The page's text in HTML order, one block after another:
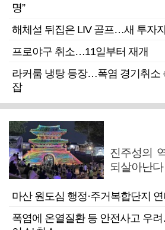
명”
해체설 뒤집은 LIV 골프…새 투자자
프로야구 취소…11일부터 재개
라커룸 냉탕 등장…폭염 경기취소
잡
진주성의
되살아난다
마산 원도심 행정·주거복합단지
폭염에 온열질환 등 안전사고 우